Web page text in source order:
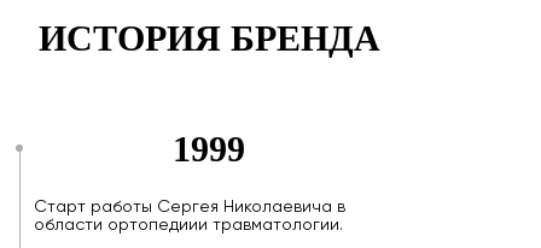
ИСТОРИЯ БРЕНДА
1999
Старт работы Сергея Николаевича в
области ортопедиии травматологии.